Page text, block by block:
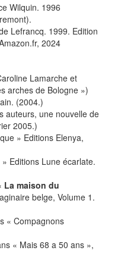
Wilquin. 1996
Lefrancq. 1999. Edition
2024
Lamarche et
arches de Bologne »)
(2004.)
auteurs, une nouvelle de
2005.)
» Editions Elenya,
Editions Lune écarlate.
La maison du
belge, Volume 1.
« Compagnons
« Mais 68 a 50 ans »,